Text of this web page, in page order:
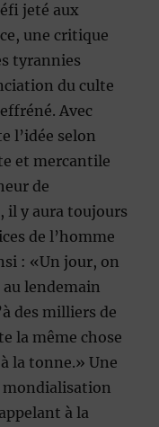
jeté aux
une critique
tyrannies
du culte
Avec
l’idée selon
et mercantile
de
il y aura toujours
de l’homme
: «Un jour, on
lendemain
des milliers de
la même chose
la tonne.» Une
à la